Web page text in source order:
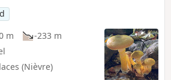
m
-233 m
(Nièvre)